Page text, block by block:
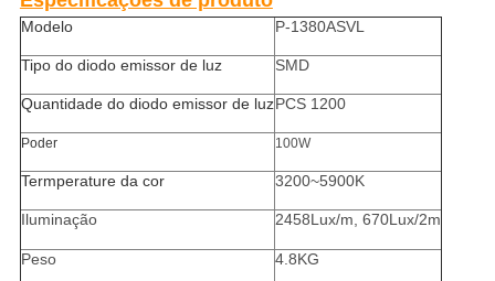
Modelo P-1380ASVL
Tipo do diodo emissor de luz SMD
Quantidade do diodo emissor de luzPCS 1200
Poder 100W
Termperature da cor 3200~5900K
Iluminação 2458Lux/m, 670Lux/2m
Peso 4.8KG